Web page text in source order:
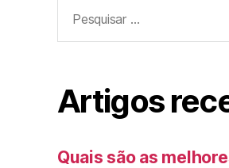
por:
Artigos
Quais são as